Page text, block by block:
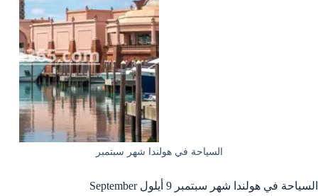
السياحة في هولندا شهر سبتمبر
السياحة في هولندا شهر سبتمبر 9 أيلول September